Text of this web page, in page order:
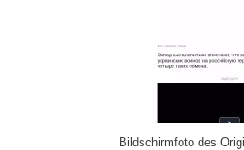
Bildschirmfoto des